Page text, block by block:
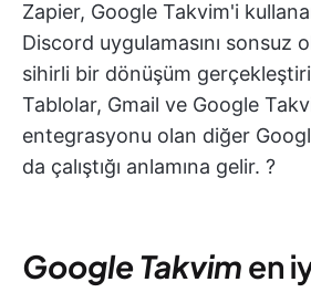
Zapier, Google Takvim'i
Discord uygulamasını sonsuz
sihirli bir dönüşüm
Tablolar, Gmail ve Google
entegrasyonu olan diğer
da çalıştığı anlamına gelir. ?
Google Takvim en